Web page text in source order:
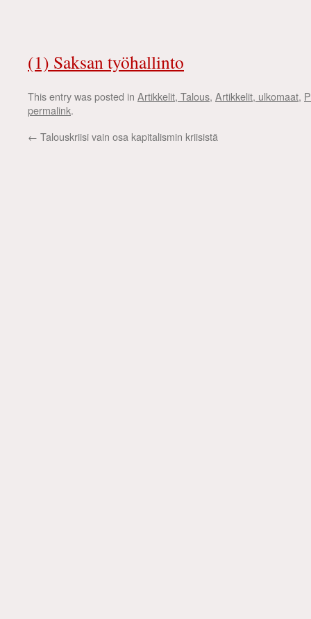
(1) Saksan työhallinto
This entry was posted in Artikkelit, Talous, Artikkelit, ulkomaat,
permalink.
← Talouskriisi vain osa kapitalismin kriisistä